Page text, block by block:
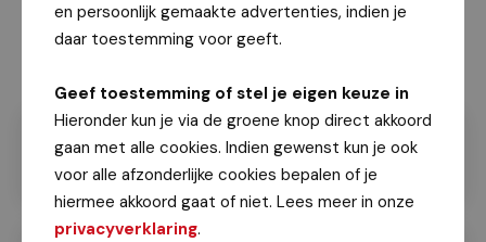
en persoonlijk gemaakte advertenties, indien je
daar toestemming voor geeft.
Geef toestemming of stel je eigen keuze in
Hieronder kun je via de groene knop direct akkoord
gaan met alle cookies. Indien gewenst kun je ook
voor alle afzonderlijke cookies bepalen of je
hiermee akkoord gaat of niet. Lees meer in onze
privacyverklaring.